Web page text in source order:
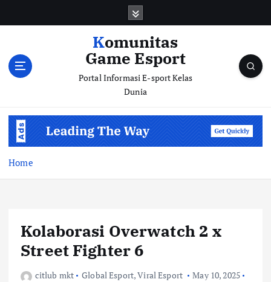
Komunitas
Game Esport
Portal Informasi E-sport Kelas
Dunia
Home
Kolaborasi Overwatch 2 x
Street Fighter 6
citlub mkt Global Esport,Viral Esport
May 10, 2025